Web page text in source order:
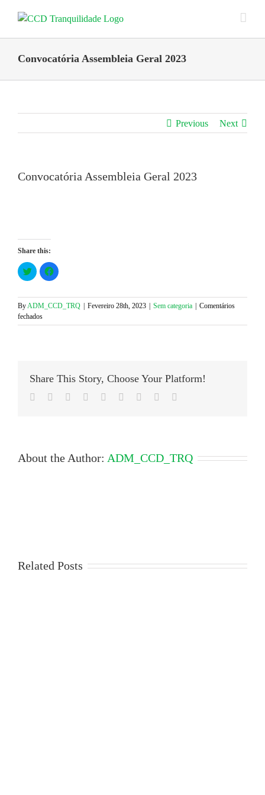
Convocatória Assembleia Geral 2023
Previous Next
Convocatória Assembleia Geral 2023
Share this:
Click
to
share
Twitter
(Opens
in
new
window)
Click
to
Facebook
(Opens
window)
ByADM_CCD_TRQ Fevereiro 28th, 2023 Sem categoria
Comentários
fechadosem
Convocatória
Share This Story, Choose Your Platform!
Facebook
TwitterLinkedIn
Reddit Google+
TumblrPinterest
About the Author: ADM_CCD_TRQ
Related Posts